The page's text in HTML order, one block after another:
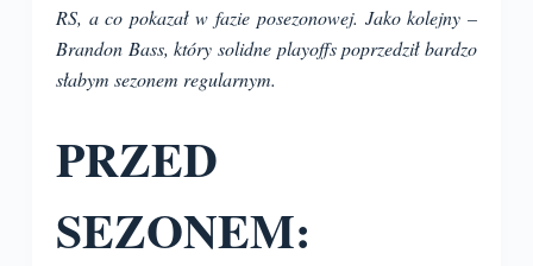
RS, a co pokazał w fazie posezonowej. Jako kolejny –
Brandon Bass, który solidne playoffs poprzedził bardzo
słabym sezonem regularnym.
PRZED
SEZONEM: